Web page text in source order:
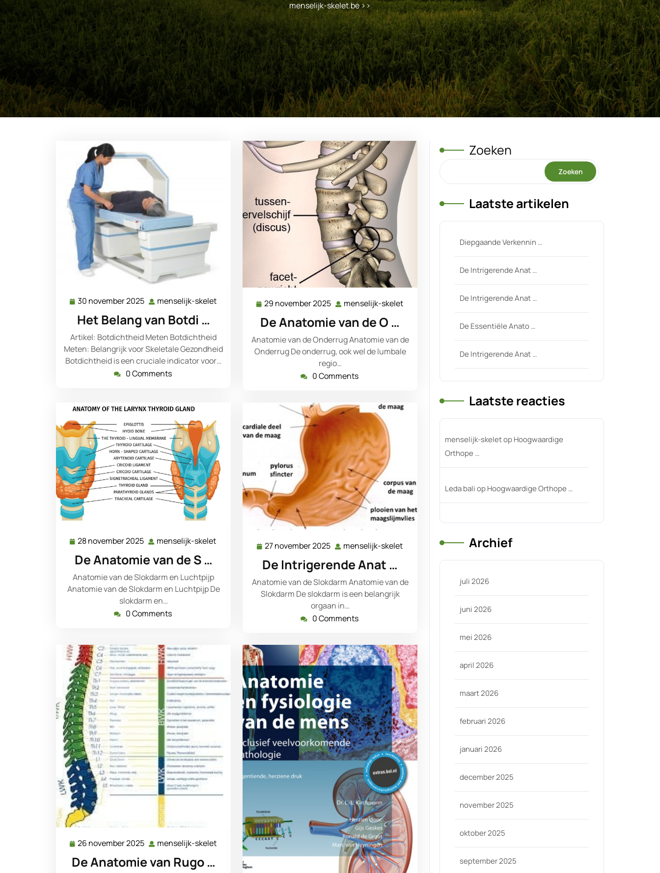
menselijk-skelet.be>>
30 november 2025 30
november
2025
menselijk-skelet
Het Belang van Botdi …
Artikel: Botdichtheid Meten Botdichtheid
Meten: Belangrijk voor Skeletale Gezondheid
Botdichtheid is een cruciale indicator voor…
0 Comments
29 november 2025 29
november
2025
menselijk-skelet
De Anatomie van de O …
Anatomie van de Onderrug Anatomie van de
Onderrug De onderrug, ook wel de lumbale
regio…
0 Comments
28 november 2025 28
2025
menselijk-skelet
De Anatomie van de S …
Anatomie van de Slokdarm en Luchtpijp
Anatomie van de Slokdarm en Luchtpijp De
slokdarm en…
0 Comments
27 november 2025 27
november
2025
menselijk-skelet menselijk-
De Intrigerende Anat …
Anatomie van de Slokdarm Anatomie van de
Slokdarm De slokdarm is een belangrijk
orgaan in…
0 Comments
26 november 2025 26
november
2025
menselijk-skelet menselijk-
De Anatomie van Rugo …
Zoeken
Zoeken
Laatste artikelen
Diepgaande Verkennin …
De Intrigerende Anat …
De Intrigerende Anat …
De Essentiële Anato …
De Intrigerende Anat …
Laatste reacties
menselijk-skeletopHoogwaardige
Orthope …
Leda baliopHoogwaardige Orthope …
Archief
juli 2026
juni 2026
mei 2026
april 2026
maart 2026
februari 2026
januari 2026
december 2025
november 2025
oktober 2025
september 2025